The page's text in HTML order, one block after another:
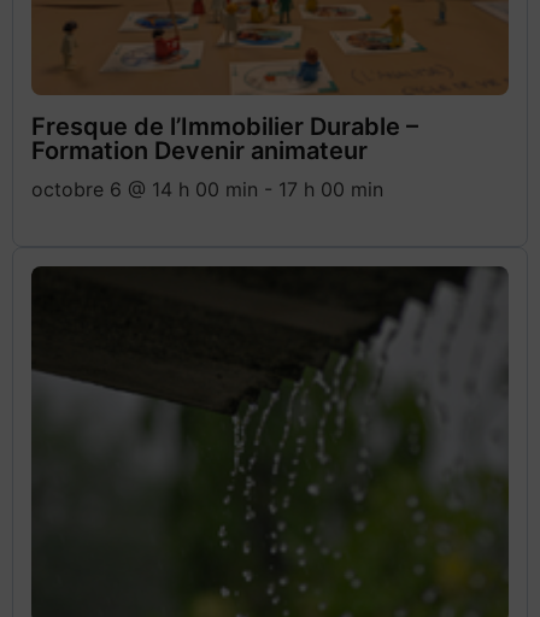
Fresque de l’Immobilier Durable –
Formation Devenir animateur
octobre 6 @ 14 h 00 min - 17 h 00 min